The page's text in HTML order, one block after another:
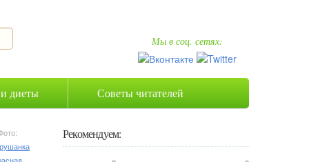
Мы в соц. сетях:
диеты Советы читателей
Рекомендуем: